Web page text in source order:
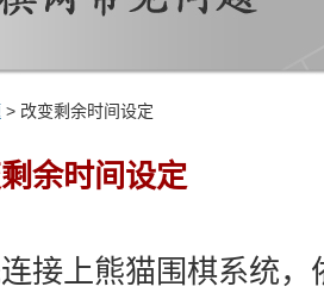
> 改变剩余时间设定
余时间设定
接上熊猫围棋系统